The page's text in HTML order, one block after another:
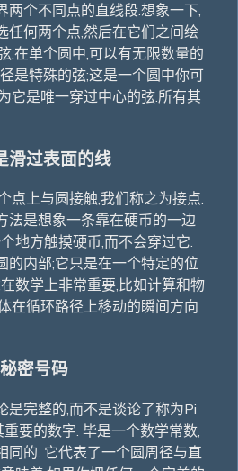
两个不同点的直线段.想象一下,
任何两个点,然后在它们之间绘
.在单个圆中,可以有无限数量的
是特殊的弦;这是一个圆中你可
它是唯一穿过中心的弦.所有其
滑过表面的线
点上与圆接触,我们称之为接点.
法是想象一条靠在硬币的一边
地方触摸硬币,而不会穿过它.
的内部;它只是在一个特定的位
数学上非常重要,比如计算和物
在循环路径上移动的瞬间方向
密号码
是完整的,而不是谈论了称为Pi
要的数字. 毕是一个数学常数,
同的. 它代表了一个圆周径与直